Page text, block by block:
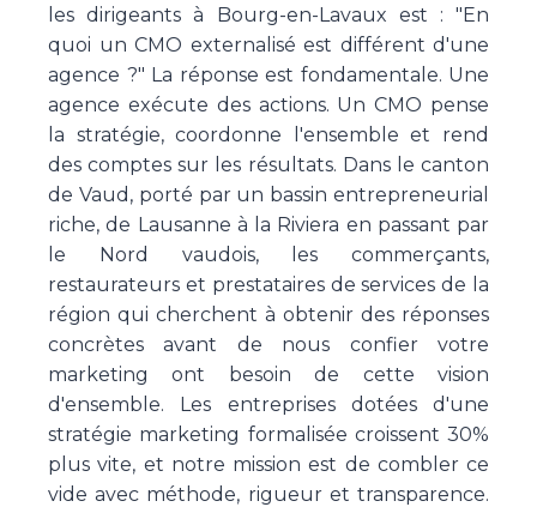
les dirigeants à Bourg-en-Lavaux est : "En
quoi un CMO externalisé est différent d'une
agence ?" La réponse est fondamentale. Une
agence exécute des actions. Un CMO pense
la stratégie, coordonne l'ensemble et rend
des comptes sur les résultats. Dans le canton
de Vaud, porté par un bassin entrepreneurial
riche, de Lausanne à la Riviera en passant par
le Nord vaudois, les commerçants,
restaurateurs et prestataires de services de la
région qui cherchent à obtenir des réponses
concrètes avant de nous confier votre
marketing ont besoin de cette vision
d'ensemble. Les entreprises dotées d'une
stratégie marketing formalisée croissent 30%
plus vite, et notre mission est de combler ce
vide avec méthode, rigueur et transparence.